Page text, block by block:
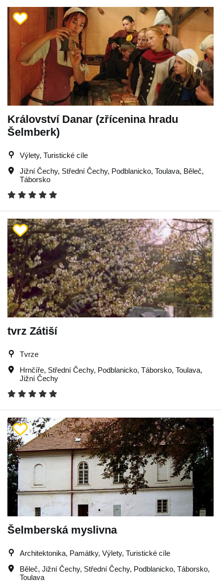
Království Danar (zřícenina hradu
Šelmberk)
Výlety, Turistické cíle
Jižní Čechy, Střední Čechy, Podblanicko, Toulava, Běleč,
Táborsko
tvrz Zátiší
Tvrze
Hrnčíře, Střední Čechy, Podblanicko, Táborsko, Toulava,
Jižní Čechy
Šelmberská myslivna
Architektonika, Památky, Výlety, Turistické cíle
Běleč, Jižní Čechy, Střední Čechy, Podblanicko, Táborsko,
Toulava